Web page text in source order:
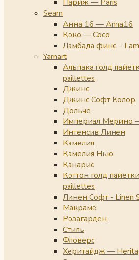
Париж — Paris
Seam
Анна 16 — Anna16
Коко — Coco
Ламбада фине -
Yarnart
Альпака голд
paillettes
Джинс
Джинс Софт Колор
Дольче
Империал Мерино
Интенсив Линен
Камелия
Камелия Нью
Канарис
Коттон голд
paillettes
Линен Софт - Linen
Макраме
Розагарден
Стиль
Фловерс
Херитайдж —